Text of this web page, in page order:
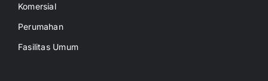
Komersial
Perumahan
Fasilitas Umum